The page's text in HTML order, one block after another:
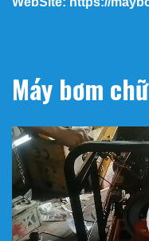
00:00
name: Công